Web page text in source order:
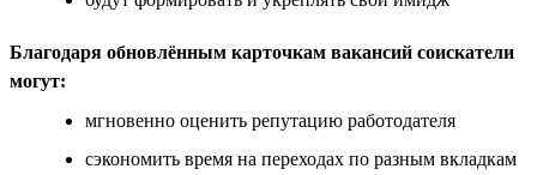
Благодаря обновлённым карточкам вакансий соискатели
могут:
мгновенно оценить репутацию работодателя
сэкономить время на переходах по разным вкладкам